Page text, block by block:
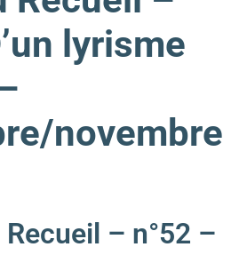
lyrisme
novembre
– n°52 –